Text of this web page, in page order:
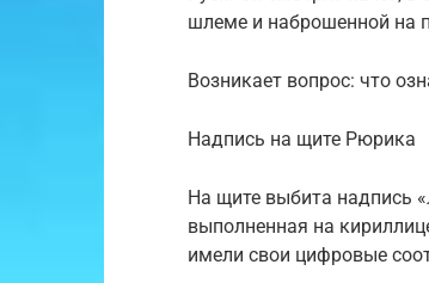
шлеме и наброшенной на
Возникает вопрос: что
Надпись на щите Рюрика
На щите выбита надпись
выполненная на
имели свои цифровые